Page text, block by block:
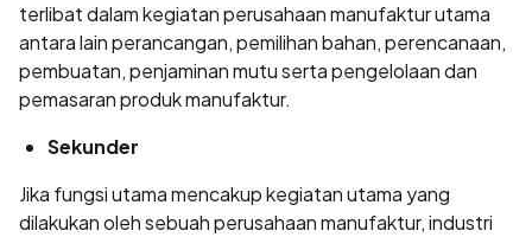
terlibat dalam kegiatan perusahaan manufaktur utama
antara lain perancangan, pemilihan bahan, perencanaan,
pembuatan, penjaminan mutu serta pengelolaan dan
pemasaran produk manufaktur.
Sekunder
Jika fungsi utama mencakup kegiatan utama yang
dilakukan oleh sebuah perusahaan manufaktur, industri